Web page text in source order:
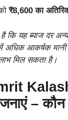
₹8,600 का
है कि यह ब्याज दर
अधिक आकर्षक मानी
मिल सकता है।
–